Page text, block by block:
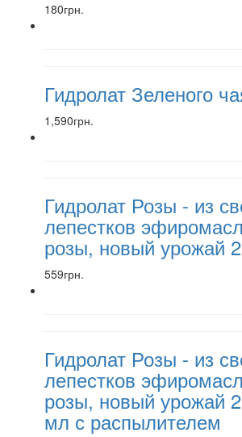
180грн.
Гидролат Зеленого
1,590грн.
Гидролат Розы - из
лепестков
розы, новый урожай
559грн.
Гидролат Розы - из
лепестков
розы, новый урожай
мл с распылителем